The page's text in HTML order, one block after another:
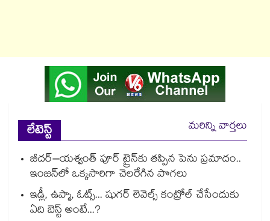
లేటెస్ట్
మరిన్ని వార్తలు
బీదర్–యశ్వంత్ పూర్ ట్రైన్‎కు తప్పిన పెను ప్రమాదం..
ఇంజన్‎లో ఒక్కసారిగా చెలరేగిన పొగలు
ఇడ్లీ, ఉప్మా, ఓట్స్... షుగర్ లెవెల్స్ కంట్రోల్ చేసేందుకు
ఏది బెస్ట్ అంటే...?